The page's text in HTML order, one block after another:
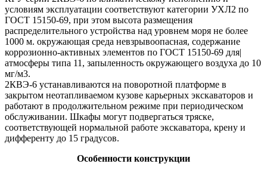
условиям эксплуатации соответствуют категории УХЛ2 по
ГОСТ 15150-69, при этом высота размещения
распределительного устройства над уровнем моря не более
1000 м. окружающая среда невзрывоопасная, содержание
коррозионно-активных элементов по ГОСТ 15150-69 для|
атмосферы типа 11, запыленность окружающего воздуха до 10
мг/м3.
2КВЭ-6 устанавливаются на поворотной платформе в
закрытом неотапливаемом кузове карьерных экскаваторов и
работают в продолжительном режиме при периодическом
обслуживании. Шкафы могут подвергаться тряске,
соответствующей нормальной работе экскаватора, крену и
дифференту до 15 градусов.
Особенности конструкции